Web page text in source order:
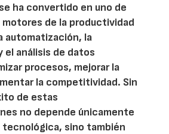
ha convertido en uno de
de la productividad
automatización, la
el análisis de datos
procesos, mejorar la
la competitividad. Sin
de estas
no depende únicamente
tecnológica, sino también